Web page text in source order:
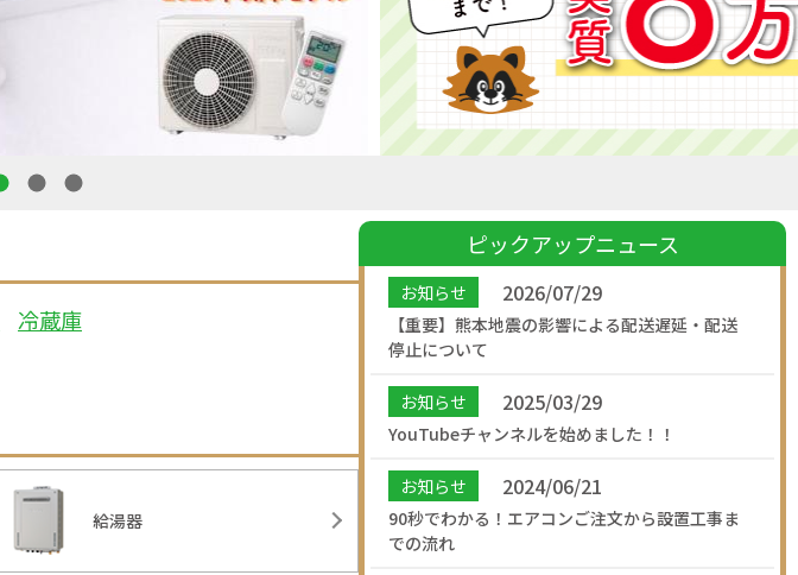
3 4 5
冷蔵庫
給湯器
ピックアップニュース
お知らせ 2026/07/29
【重要】熊本地震の影響による配送遅延・配送
停止について
お知らせ 2025/03/29
YouTubeチャンネルを始めました！！
お知らせ 2024/06/21
90秒でわかる！エアコンご注文から設置工事ま
での流れ